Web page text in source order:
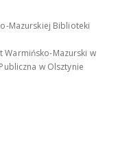
Mazurskiej Biblioteki
Warmińsko-Mazurski w
w Olsztynie